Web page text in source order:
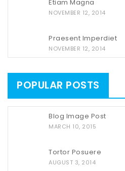
Etiam Magna
NOVEMBER 12, 2014
Praesent Imperdiet
NOVEMBER 12, 2014
POPULAR POSTS
Blog Image Post
MARCH 10, 2015
Tortor Posuere
AUGUST 3, 2014